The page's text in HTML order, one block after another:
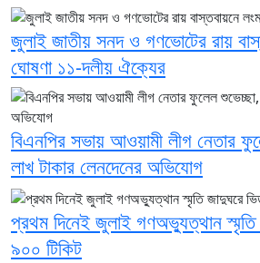
জুলাই জাতীয় সনদ ও গণভোটের রায়
ঘোষণা ১১-দলীয় ঐক্যের
বিএনপির সভায় আওয়ামী লীগ নেতার
লাখ টাকার লেনদেনের অভিযোগ
প্রথম দিনেই জুলাই গণঅভ্যুত্থান
৯০০ টিকিট